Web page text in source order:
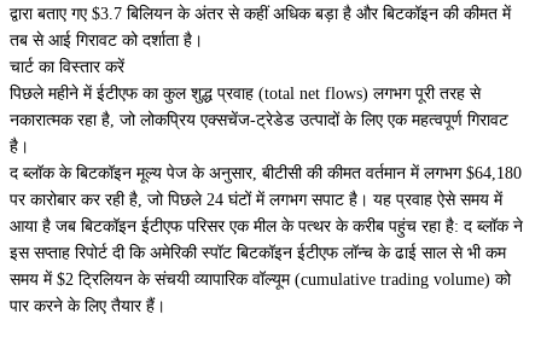
द्वारा बताए गए $3.7 बिलियन के अंतर से कहीं अधिक बड़ा है और बिटकॉइन की कीमत में
तब से आई गिरावट को दर्शाता है।
चार्ट का विस्तार करें
पिछले महीने में ईटीएफ का कुल शुद्ध प्रवाह (total net flows) लगभग पूरी तरह से
नकारात्मक रहा है, जो लोकप्रिय एक्सचेंज-ट्रेडेड उत्पादों के लिए एक महत्वपूर्ण गिरावट
है।
द ब्लॉक के बिटकॉइन मूल्य पेज के अनुसार, बीटीसी की कीमत वर्तमान में लगभग $64,180
पर कारोबार कर रही है, जो पिछले 24 घंटों में लगभग सपाट है। यह प्रवाह ऐसे समय में
आया है जब बिटकॉइन ईटीएफ परिसर एक मील के पत्थर के करीब पहुंच रहा है: द ब्लॉक ने
इस सप्ताह रिपोर्ट दी कि अमेरिकी स्पॉट बिटकॉइन ईटीएफ लॉन्च के ढाई साल से भी कम
समय में $2 ट्रिलियन के संचयी व्यापारिक वॉल्यूम (cumulative trading volume) को
पार करने के लिए तैयार हैं।